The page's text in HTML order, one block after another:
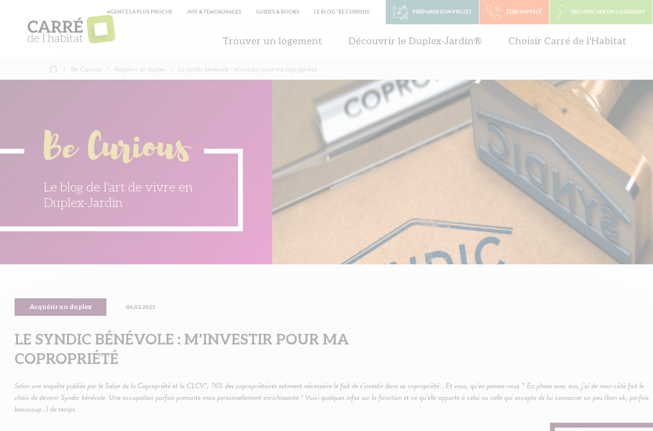
AGENCE LA PLUS PROCHE AVIS & TÉMOIGNAGES GUIDES & BOOKS LE BLOG "BE CURIOUS" PRÉPARER SON PROJET ÊTRE RAPPELÉ RECHERCHER UN LOGEMENT
navigation
Trouver un logement Découvrir le Duplex-Jardin® Choisir Carré de l'Habitat
d'Ariane
Be Curious Acquérir un duplex Le syndic bénévole : m'investir pour ma copropriété
Be Curious
Le blog de l'art de vivre en
Duplex-Jardin
Acquérir un duplex 06.02.2023
LE SYNDIC BÉNÉVOLE : M'INVESTIR POUR MA
COPROPRIÉTÉ
Selon une enquête publiée par le Salon de la Copropriété et la CLCV*, 76% des copropriétaires estiment nécessaire le fait de s’investir dans sa copropriété… Et vous, qu’en pensez-vous ? En phase avec eux, j’ai de mon côté fait le
choix de devenir Syndic bénévole. Une occupation parfois prenante mais personnellement enrichissante ! Voici quelques infos sur la fonction et ce qu’elle apporte à celui ou celle qui accepte de lui consacrer un peu (bon ok, parfois
beaucoup…) de temps.